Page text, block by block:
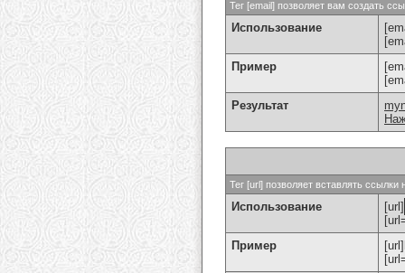
Тег [email] позволяет вам создать
Использование
Пример
Результат
Тег [url] позволяет вставлять
Использование [url]
Пример